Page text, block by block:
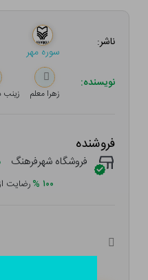
ناشر:
سوره مهر
نویسنده:
زهرا معلم زینب
فروشنده
فروشگاه شهرفرهنگ
۱۰۰ %رضایت